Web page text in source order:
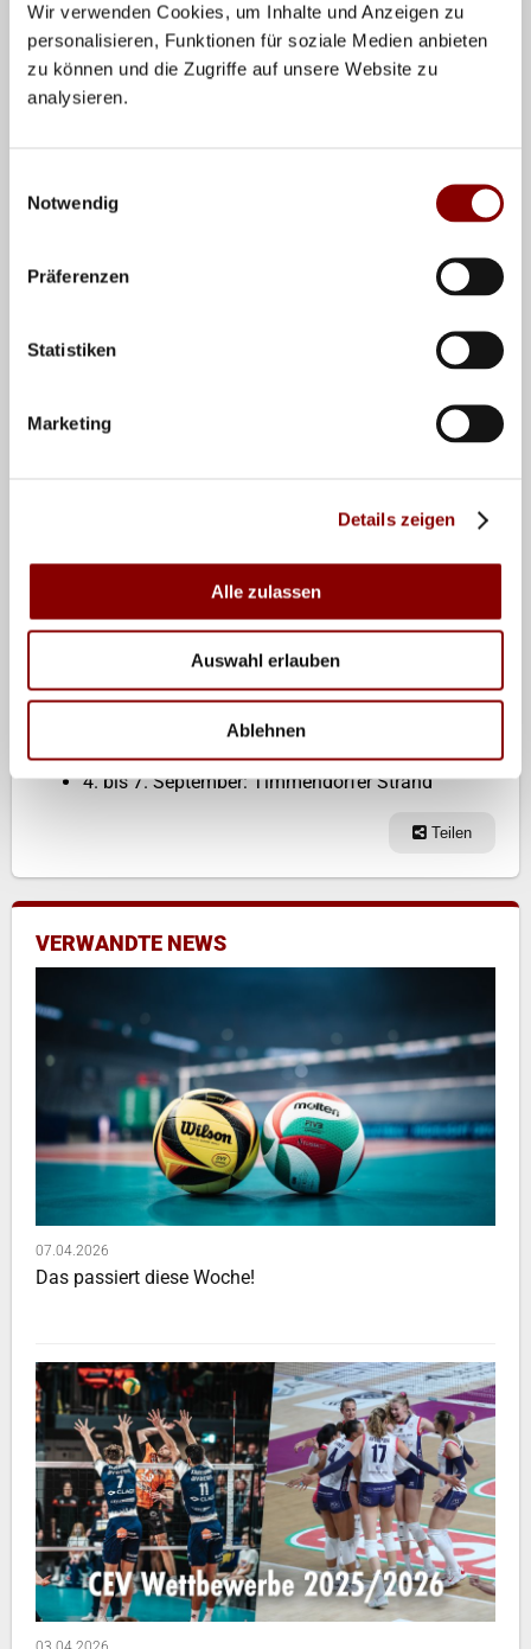
Wir verwenden Cookies, um Inhalte und Anzeigen zu
personalisieren, Funktionen für soziale Medien anbieten
zu können und die Zugriffe auf unsere Website zu
analysieren.
Notwendig
Präferenzen
Statistiken
Marketing
Details zeigen
Alle zulassen
Auswahl erlauben
Ablehnen
25 Euro. Für Gruppen gibt es das Angebot sechs
Tickets zum Preis von fünf.
Tickets für Menschen mit Beeinträchtigungen und
und
die Übersendung des Behindertenausweises
Wer sich die besten Beachvolleyballer Deutschlands
und die Partys des Sommers nicht entgehen lassen
will, muss schnell sein. Der Saisonhöhepunkt in
ist bereits ausverkauft!
12. bis 15. Juni: Bremen
3. bis 6. Juli: München
14. bis 17. August: Berlin
21. bis 24. August: Berlin
Deutsche Beach-Volleyball Meisterschaften 2025
4. bis 7. September: Timmendorfer Strand
Teilen
VERWANDTE NEWS
07.04.2026
Das passiert diese Woche!